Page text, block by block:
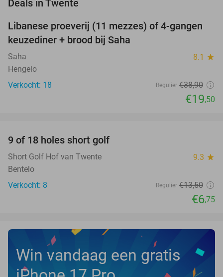
Deals in Twente
50%
TODAY
Libanese proeverij (11 mezzes) of 4-gangen
keuzediner + brood bij Saha
Saha 8.1 star
Hengelo
Verkocht: 18
Regulier €38,90
€19,50
TODAY
9 of 18 holes short golf
Short Golf Hof van Twente 9.3 star
Bentelo
Verkocht: 8
Regulier €13,50
€6,75
Win vandaag een gratis